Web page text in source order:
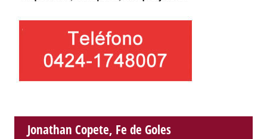
Jonathan Copete, Fe de Goles